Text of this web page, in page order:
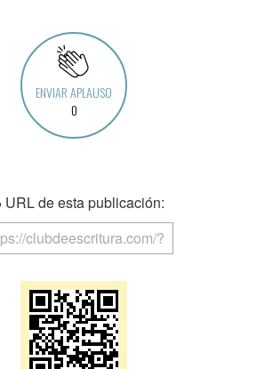
ENVIAR APLAUSO
0
URL de esta publicación: